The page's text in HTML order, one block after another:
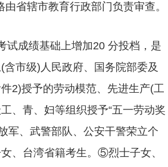
省辖市教育行政部门负责审查。
成绩基础上增加20 分投档，是
市级)人民政府、国务院部委及
2)授予的劳动模范、先进生产(工
、青、妇等组织授予“五一劳动奖
军、武警部队、公安干警荣立个
、台湾省籍考生。⑤烈士子女、